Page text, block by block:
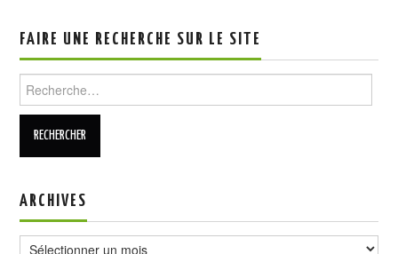
FAIRE UNE RECHERCHE SUR LE SITE
ARCHIVES